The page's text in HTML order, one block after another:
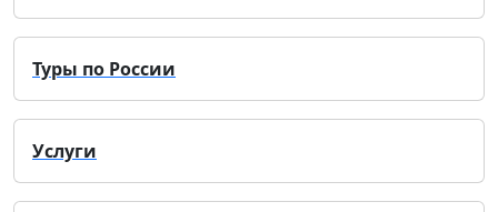
Туры по России
Услуги